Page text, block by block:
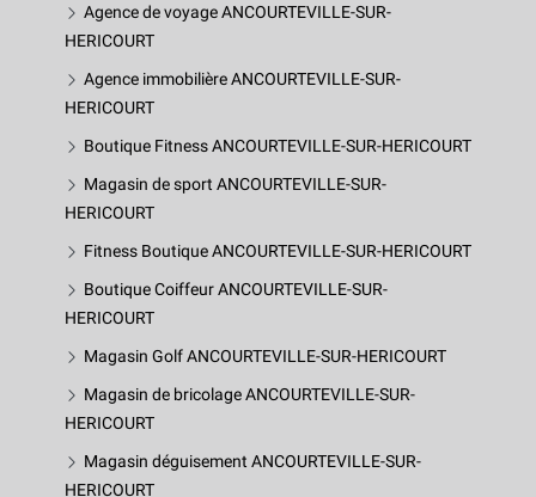
Agence de voyage ANCOURTEVILLE-SUR-
HERICOURT
Agence immobilière ANCOURTEVILLE-SUR-
HERICOURT
Boutique Fitness ANCOURTEVILLE-SUR-HERICOURT
Magasin de sport ANCOURTEVILLE-SUR-
HERICOURT
Fitness Boutique ANCOURTEVILLE-SUR-HERICOURT
Boutique Coiffeur ANCOURTEVILLE-SUR-
HERICOURT
Magasin Golf ANCOURTEVILLE-SUR-HERICOURT
Magasin de bricolage ANCOURTEVILLE-SUR-
HERICOURT
Magasin déguisement ANCOURTEVILLE-SUR-
HERICOURT